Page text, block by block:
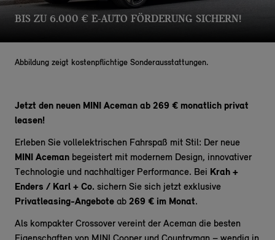
BIS ZU 6.000 € E-AUTO FÖRDERUNG SICHERN!
Abbildung zeigt kostenpflichtige Sonderausstattungen.
Jetzt den neuen MINI Aceman ab 269 € monatlich privat
leasen!
Erleben Sie vollelektrischen Fahrspaß mit Stil: Der neue
MINI Aceman begeistert mit modernem Design, innovativer
Technologie und nachhaltiger Performance. Bei Krah +
Enders / Karl + Co. sichern Sie sich jetzt exklusive
Privatleasing-Angebote ab 269 € im Monat.
Als kompakter Crossover vereint der Aceman die besten